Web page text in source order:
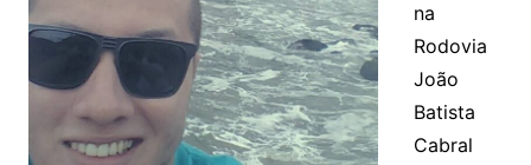
na
Rodovia
João
Batista
Cabral